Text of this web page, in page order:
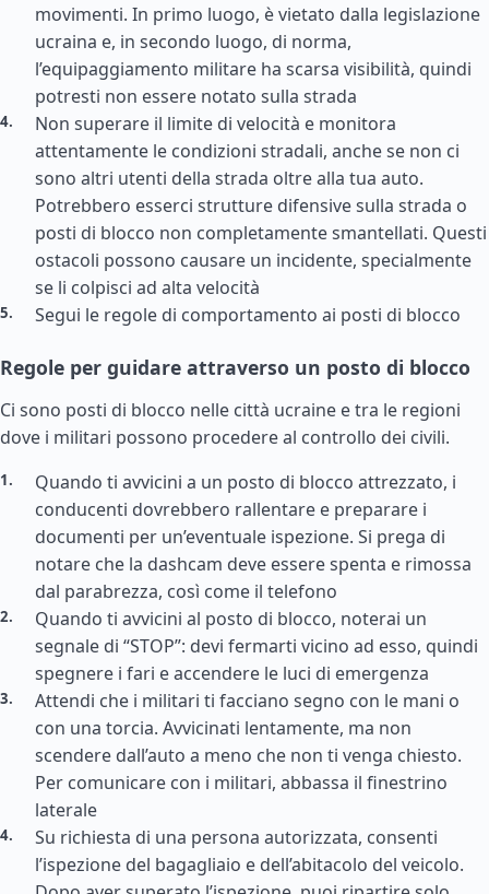
movimenti. In primo luogo, è vietato dalla legislazione
ucraina e, in secondo luogo, di norma,
l’equipaggiamento militare ha scarsa visibilità, quindi
potresti non essere notato sulla strada
Non superare il limite di velocità e monitora
attentamente le condizioni stradali, anche se non ci
sono altri utenti della strada oltre alla tua auto.
Potrebbero esserci strutture difensive sulla strada o
posti di blocco non completamente smantellati. Questi
ostacoli possono causare un incidente, specialmente
se li colpisci ad alta velocità
Segui le regole di comportamento ai posti di blocco
Regole per guidare attraverso un posto di blocco
Ci sono posti di blocco nelle città ucraine e tra le regioni
dove i militari possono procedere al controllo dei civili.
Quando ti avvicini a un posto di blocco attrezzato, i
conducenti dovrebbero rallentare e preparare i
documenti per un’eventuale ispezione. Si prega di
notare che la dashcam deve essere spenta e rimossa
dal parabrezza, così come il telefono
Quando ti avvicini al posto di blocco, noterai un
segnale di “STOP”: devi fermarti vicino ad esso, quindi
spegnere i fari e accendere le luci di emergenza
Attendi che i militari ti facciano segno con le mani o
con una torcia. Avvicinati lentamente, ma non
scendere dall’auto a meno che non ti venga chiesto.
Per comunicare con i militari, abbassa il finestrino
laterale
Su richiesta di una persona autorizzata, consenti
l’ispezione del bagagliaio e dell’abitacolo del veicolo.